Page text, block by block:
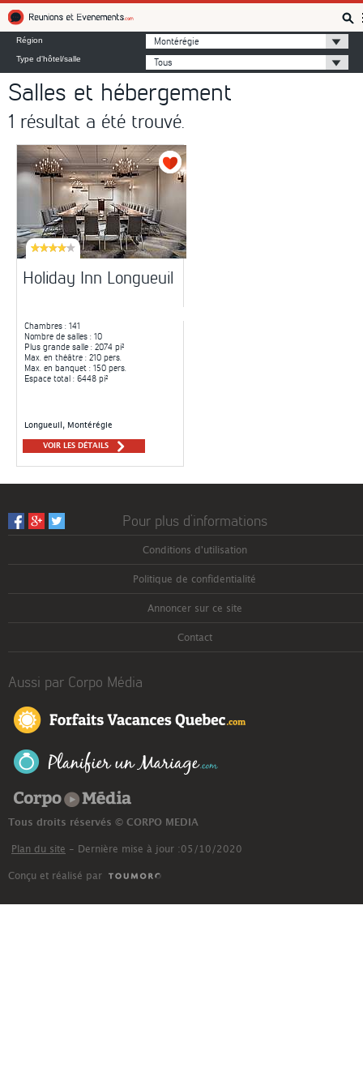
Région Montérégie
Type d'hôtel/salle Tous
Salles et hébergement
1 résultat a été trouvé.
Holiday Inn Longueuil
Chambres : 141
Nombre de salles : 10
Plus grande salle : 2074 pi²
Max. en théâtre : 210 pers.
Max. en banquet : 150 pers.
Espace total : 6448 pi²
Longueuil, Montérégie
VOIR LES DÉTAILS
Pour plus d’informations
Conditions d'utilisation
Politique de confidentialité
Annoncer sur ce site
Contact
Aussi par Corpo Média
Tous droits réservés © CORPO MEDIA
Plan du site - Dernière mise à jour :05/10/2020
Conçu et réalisé par